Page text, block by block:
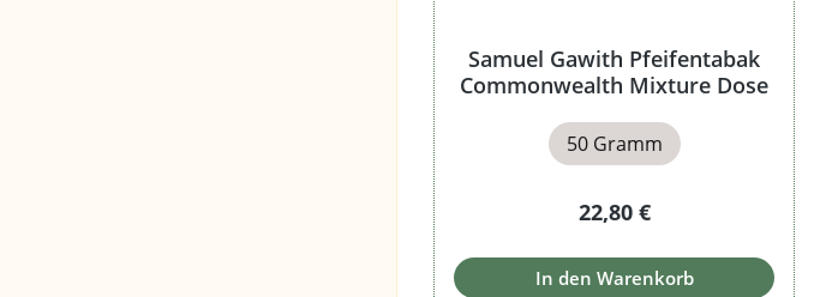
Samuel Gawith Pfeifentabak
Commonwealth Mixture Dose
50 Gramm
Regulärer Preis:
22,80 €
In den Warenkorb